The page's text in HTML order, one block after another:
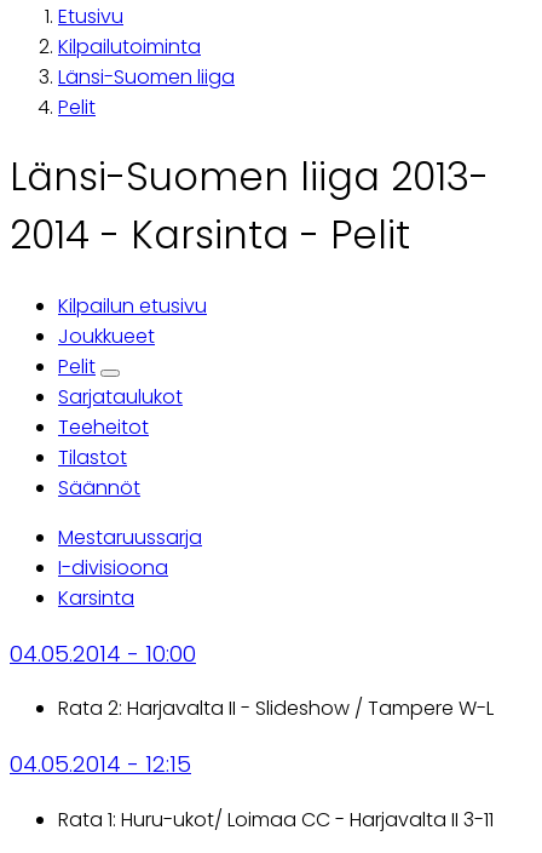
Breadcrumb
Etusivu
Kilpailutoiminta
Länsi-Suomen liiga
Pelit
Länsi-Suomen liiga 2013-
2014 - Karsinta - Pelit
Ensisijaiset
välilehdet
Kilpailun etusivu
Joukkueet
Pelit
Sarjataulukot
Teeheitot
Tilastot
Säännöt
Mestaruussarja
I-divisioona
Karsinta
04.05.2014 - 10:00
Rata 2: Harjavalta II - Slideshow / Tampere W-L
04.05.2014 - 12:15
Rata 1: Huru-ukot/ Loimaa CC - Harjavalta II 3-11